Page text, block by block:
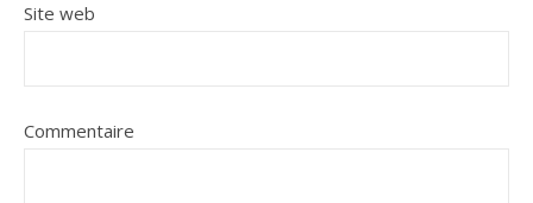
Site web
Commentaire